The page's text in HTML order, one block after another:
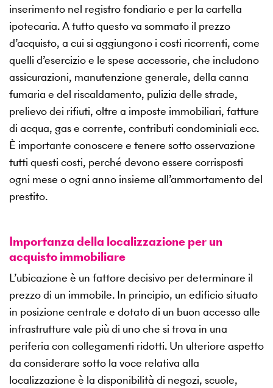
inserimento nel registro fondiario e per la cartella
ipotecaria. A tutto questo va sommato il prezzo
d’acquisto, a cui si aggiungono i costi ricorrenti, come
quelli d’esercizio e le spese accessorie, che includono
assicurazioni, manutenzione generale, della canna
fumaria e del riscaldamento, pulizia delle strade,
prelievo dei rifiuti, oltre a imposte immobiliari, fatture
di acqua, gas e corrente, contributi condominiali ecc.
È importante conoscere e tenere sotto osservazione
tutti questi costi, perché devono essere corrisposti
ogni mese o ogni anno insieme all’ammortamento del
prestito.
Importanza della localizzazione per un
acquisto immobiliare
L’ubicazione è un fattore decisivo per determinare il
prezzo di un immobile. In principio, un edificio situato
in posizione centrale e dotato di un buon accesso alle
infrastrutture vale più di uno che si trova in una
periferia con collegamenti ridotti. Un ulteriore aspetto
da considerare sotto la voce relativa alla
localizzazione è la disponibilità di negozi, scuole,